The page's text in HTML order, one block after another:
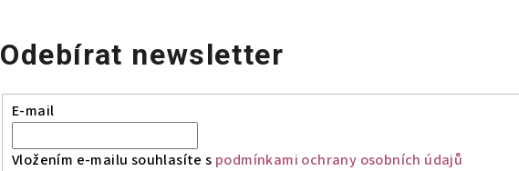
Odebírat newsletter
E-mail
Vložením e-mailu souhlasíte s podmínkami ochrany osobních údajů